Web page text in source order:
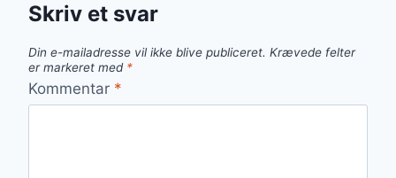
Skriv et svar
Din e-mailadresse vil ikke blive publiceret. Krævede felter
er markeret med *
Kommentar *